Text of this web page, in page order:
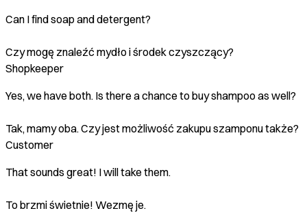
Can I find soap and detergent?
Czy mogę znaleźć mydło i środek czyszczący?
Shopkeeper
Yes, we have both. Is there a chance to buy shampoo as well?
Tak, mamy oba. Czy jest możliwość zakupu szamponu także?
Customer
That sounds great! I will take them.
To brzmi świetnie! Wezmę je.